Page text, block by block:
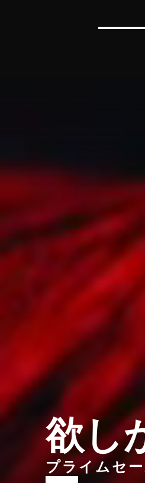
欲し
プライムセ